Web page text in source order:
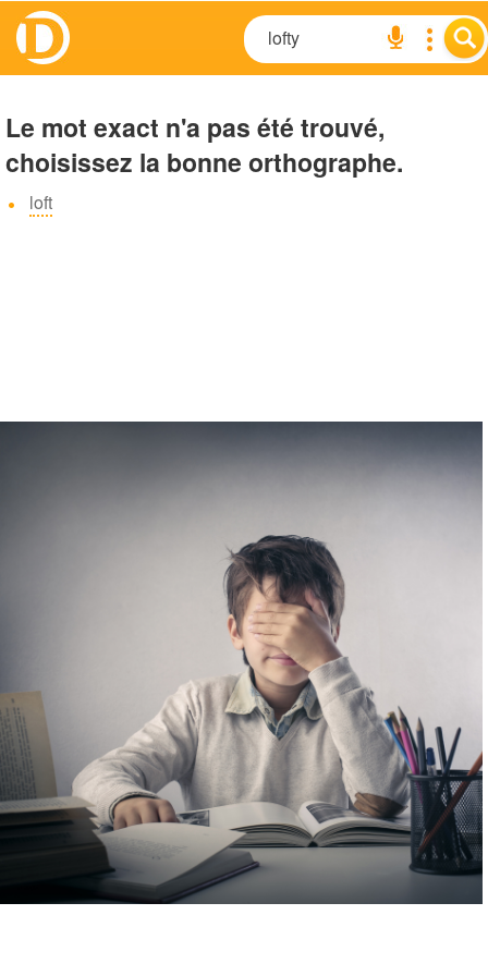
Le mot exact n'a pas été trouvé,
choisissez la bonne orthographe.
loft